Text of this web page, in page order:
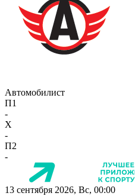
Автомобилист
П1
-
X
-
П2
-
13 сентября 2026, Вс, 00:00